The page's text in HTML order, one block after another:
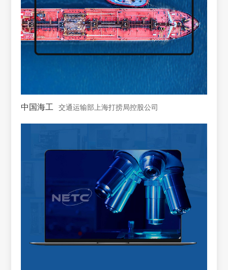
中国海工 交通运输部上海打捞局控股公司